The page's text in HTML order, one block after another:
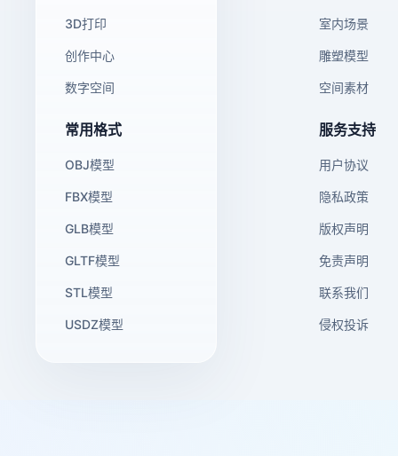
3D打印
创作中心
数字空间
室内场景
雕塑模型
空间素材
常用格式
OBJ模型
FBX模型
GLB模型
GLTF模型
STL模型
USDZ模型
服务支持
用户协议
隐私政策
版权声明
免责声明
联系我们
侵权投诉